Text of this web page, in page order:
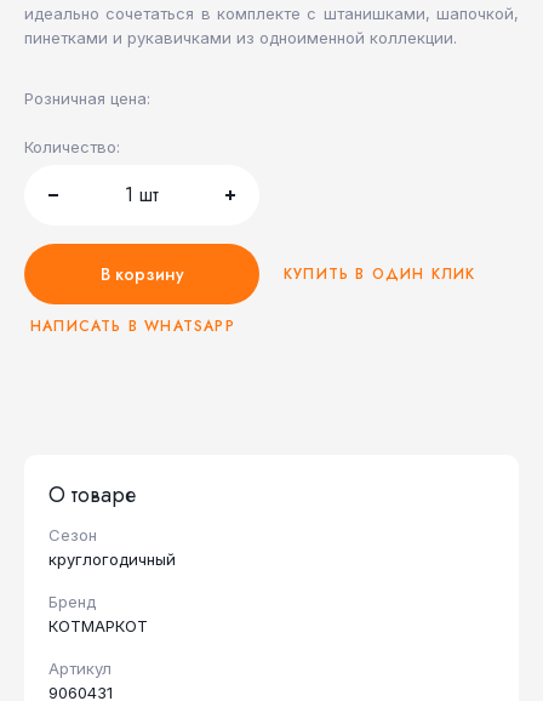
идеально сочетаться в комплекте с штанишками, шапочкой,
пинетками и рукавичками из одноименной коллекции.
Розничная цена:
Количество:
1 шт
В корзину КУПИТЬ В ОДИН КЛИК
НАПИСАТЬ В WHATSAPP
О товаре
Сезон
круглогодичный
Бренд
КОТМАРКОТ
Артикул
9060431